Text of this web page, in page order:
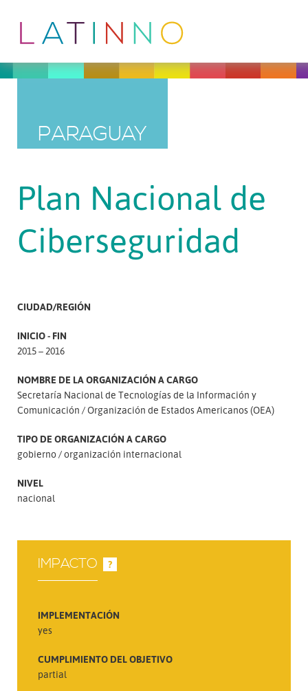
PARAGUAY
Plan Nacional de
Ciberseguridad
CIUDAD/REGIÓN
INICIO - FIN
2015 – 2016
NOMBRE DE LA ORGANIZACIÓN A CARGO
Secretaría Nacional de Tecnologías de la Información y
Comunicación
Organización de Estados Americanos (OEA)
TIPO DE ORGANIZACIÓN A CARGO
gobierno
organización internacional
NIVEL
nacional
IMPACTO ?
IMPLEMENTACIÓN
yes
CUMPLIMIENTO DEL OBJETIVO
partial